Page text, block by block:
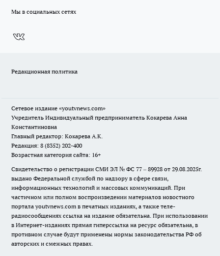
Мы в социальных сетях
Редакционная политика
Сетевое издание «youtvnews.com»
Учредитель Индивидуальный предприниматель Кокарева Анна
Константиновна
Главный редактор: Кокарева А.К.
Редакция: 8 (8352) 202-400
Возрастная категория сайта: 16+
Свидетельство о регистрации СМИ ЭЛ № ФС 77 – 89928 от 29.08.2025г.
выдано Федеральной службой по надзору в сфере связи,
информационных технологий и массовых коммуникаций. При
частичном или полном воспроизведении материалов новостного
портала youtvnews.com в печатных изданиях, а также теле-
радиосообщениях ссылка на издание обязательна. При использовании
в Интернет-изданиях прямая гиперссылка на ресурс обязательна, в
противном случае будут применены нормы законодательства РФ об
авторских и смежных правах.